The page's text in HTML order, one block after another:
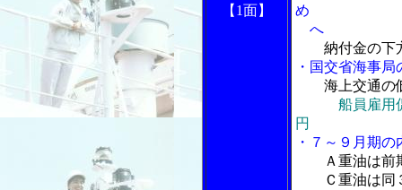
【1面】
め
へ
納付金の下
・国交省海事
海上交通の
船員雇用
円
・７～９月期
Ａ重油は
Ｃ重油は同３